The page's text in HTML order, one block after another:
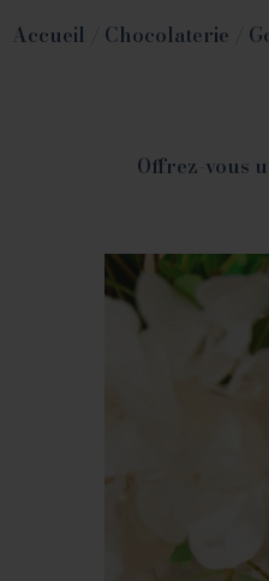
Accueil Chocolaterie
Offrez-vous